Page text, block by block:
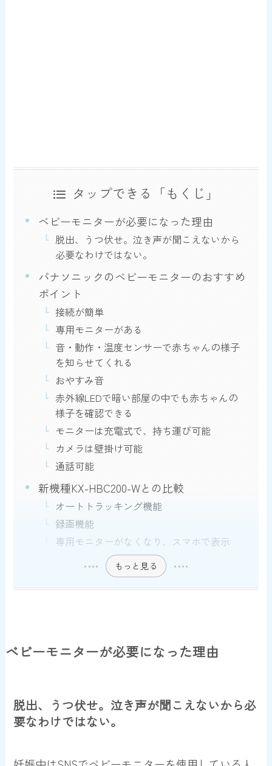
タップできる「もくじ」
ベビーモニターが必要になった理由
脱出、うつ伏せ。泣き声が聞こえないから
必要なわけではない。
パナソニックのベビーモニターのおすすめ
ポイント
接続が簡単
専用モニターがある
音・動作・温度センサーで赤ちゃんの様子
を知らせてくれる
おやすみ音
赤外線LEDで暗い部屋の中でも赤ちゃんの
様子を確認できる
モニターは充電式で、持ち運び可能
カメラは壁掛け可能
通話可能
新機種KX-HBC200-Wとの比較
オートトラッキング機能
録画機能
専用モニターがなくなり、スマホで表示
もっと見る
ベビーモニターが必要になった理由
脱出、うつ伏せ。泣き声が聞こえないから必
要なわけではない。